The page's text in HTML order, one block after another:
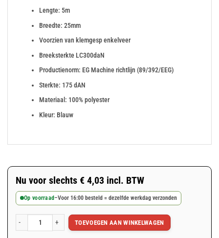
Lengte: 5m
Breedte: 25mm
Voorzien van klemgesp enkelveer
Breeksterkte LC300daN
Productienorm: EG Machine richtlijn (89/392/EEG)
Sterkte: 175 dAN
Materiaal: 100% polyester
Kleur: Blauw
Nu voor slechts € 4,03 incl. BTW
Op voorraad–Voor 16:00 besteld = dezelfde werkdag verzonden
Spanband 25mm klemgesp 5m aantalTOEVOEGEN AAN WINKELWAGEN